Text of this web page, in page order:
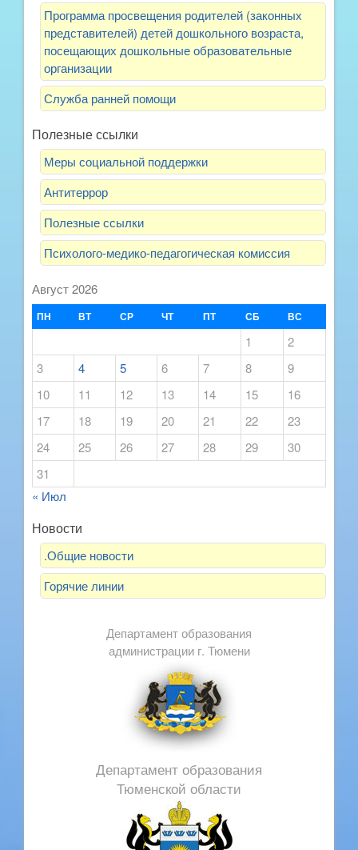
Программа просвещения родителей (законных
представителей) детей дошкольного возраста,
посещающих дошкольные образовательные
организации
Служба ранней помощи
Полезные ссылки
Меры социальной поддержки
Антитеррор
Полезные ссылки
Психолого-медико-педагогическая комиссия
Август 2026
ПН ВТ СР ЧТ ПТ СБ ВС
1
2
3
4 5 6 7 8
9
10
11 12 13 14 15
16
17
18 19 20 21 22
23
24
25 26 27 28 29
30
31
« Июл
Новости
.Общие новости
Горячие линии
Департамент образования
администрации г. Тюмени
Департамент образования
Тюменской области